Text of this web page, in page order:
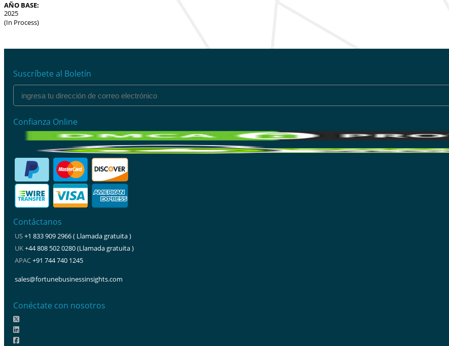
AÑO BASE:
2025
(In Process)
Suscríbete al Boletín
Confianza Online
Contáctanos
US+1 833 909 2966 ( Llamada gratuita )
UK+44 808 502 0280 (Llamada gratuita )
APAC+91 744 740 1245
sales@fortunebusinessinsights.com
Conéctate con nosotros